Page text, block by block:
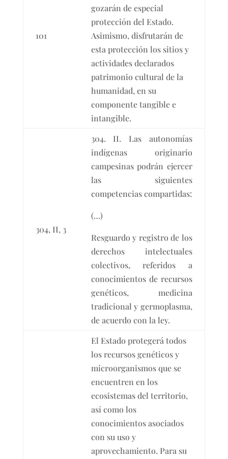
101
gozarán de especial
protección del Estado.
Asimismo, disfrutarán de
esta protección los sitios y
actividades declarados
patrimonio cultural de la
humanidad, en su
componente tangible e
intangible.
304, II, 3
304. II. Las autonomías
indígenas originario
campesinas podrán ejercer
las siguientes
competencias compartidas:
(…)
Resguardo y registro de los
derechos intelectuales
colectivos, referidos a
conocimientos de recursos
genéticos, medicina
tradicional y germoplasma,
de acuerdo con la ley.
El Estado protegerá todos
los recursos genéticos y
microorganismos que se
encuentren en los
ecosistemas del territorio,
así como los
conocimientos asociados
con su uso y
aprovechamiento. Para su